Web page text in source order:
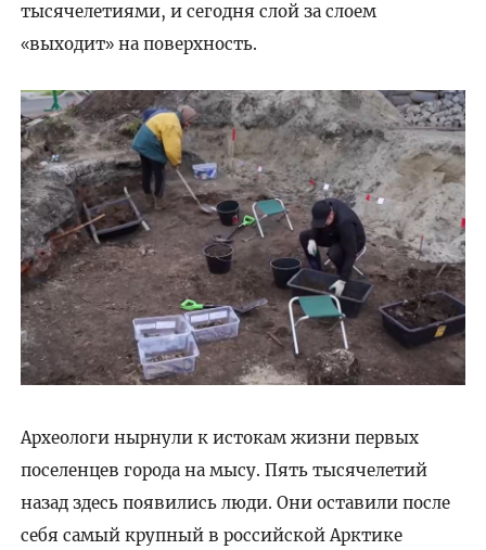
тысячелетиями, и сегодня слой за слоем
«выходит»на поверхность.
Археологи нырнули к истокам жизни первых
поселенцев города на мысу. Пять тысячелетий
назад здесь появились люди. Они оставили после
себя самый крупный в российской Арктике